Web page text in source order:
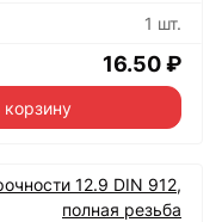
1 шт.
16.50 ₽
корзину
12.9 DIN 912,
полная резьба